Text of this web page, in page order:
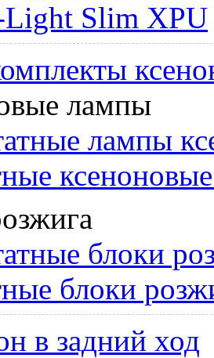
Slim XPU
лампы
лампы
блоки
блоки
в задний ход